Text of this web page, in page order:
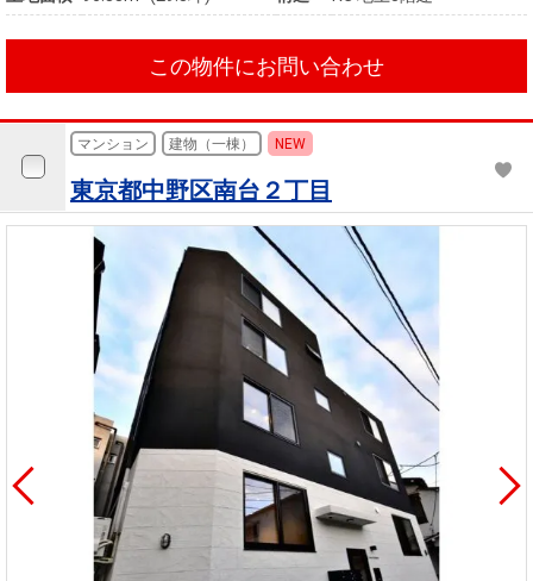
この物件にお問い合わせ
マンション 建物（一棟） NEW
東京都中野区南台２丁目